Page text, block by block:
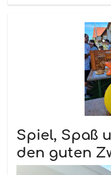
Spiel, Spaß
den guten